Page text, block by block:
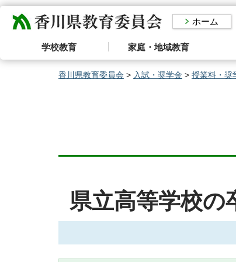
香川県教育委員会 ホーム
学校教育 家庭・地域教育
香川県教育委員会 > 入試・奨学金 > 授業料・奨
県立高等学校の